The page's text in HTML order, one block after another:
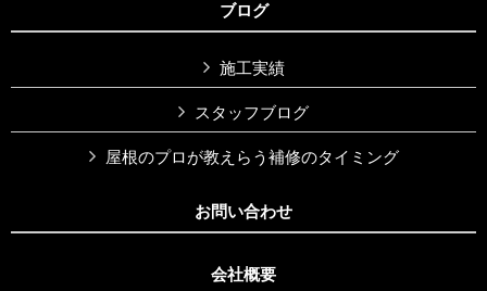
ブログ
施工実績
スタッフブログ
屋根のプロが教えらう補修のタイミング
お問い合わせ
会社概要